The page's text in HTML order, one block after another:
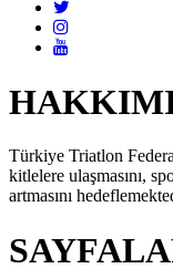
Türkiye Triatlon
kitlelere ulaşmasını,
artmasını